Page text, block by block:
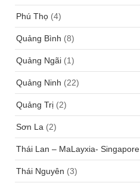
Phú Thọ (4)
Quảng Bình (8)
Quảng Ngãi (1)
Quảng Ninh (22)
Quảng Trị (2)
Sơn La (2)
Thái Lan – MaLayxia- Singapore
Thái Nguyên (3)